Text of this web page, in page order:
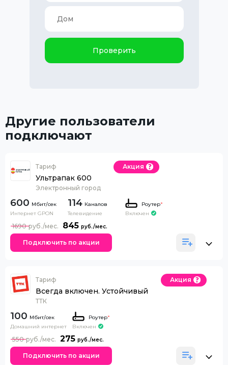
Проверить
Другие пользователи
подключают
Тариф
Ультрапак 600
Электронный город
Акция
600
Интернет GPON
114 Каналов
Телевидение
Роутер*
Включен
845
1690
Подключить по акции
Тариф
Всегда включен. Устойчивый
ТТК
Акция
100
Домашний интернет
Роутер*
Включен
275
550
Подключить по акции